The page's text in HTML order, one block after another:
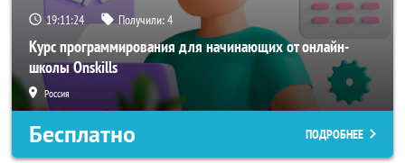
19:11:24 Получили:4
Курс программирования для начинающих от онлайн-
школы Onskills
Россия
Бесплатно ПОДРОБНЕЕ